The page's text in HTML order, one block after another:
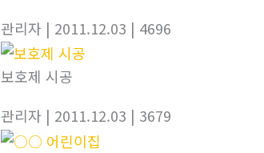
관리자 | 2011.12.03 | 4696
보호제 시공
관리자 | 2011.12.03 | 3679